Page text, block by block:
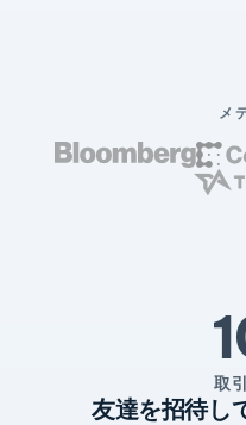
メ
取
友達を招待し